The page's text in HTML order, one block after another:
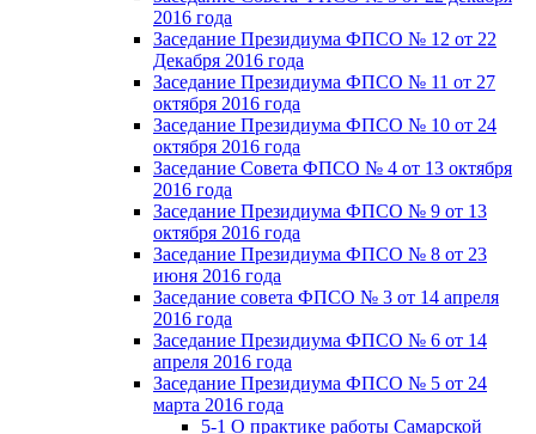
2016 года
Заседание Президиума ФПСО № 12 от 22
Декабря 2016 года
Заседание Президиума ФПСО № 11 от 27
октября 2016 года
Заседание Президиума ФПСО № 10 от 24
октября 2016 года
Заседание Совета ФПСО № 4 от 13 октября
2016 года
Заседание Президиума ФПСО № 9 от 13
октября 2016 года
Заседание Президиума ФПСО № 8 от 23
июня 2016 года
Заседание совета ФПСО № 3 от 14 апреля
2016 года
Заседание Президиума ФПСО № 6 от 14
апреля 2016 года
Заседание Президиума ФПСО № 5 от 24
марта 2016 года
5-1 О практике работы Самарской